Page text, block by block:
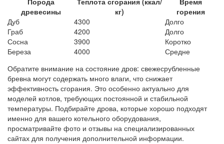
древесины
кг)
горения
Дуб
4300
Долго
Граб
4200
Долго
Сосна
3900
Коротко
Береза
4000
Средне
Обратите внимание на состояние дров: свежесрубленные
бревна могут содержать много влаги, что снижает
эффективность сгорания. Это особенно актуально для
моделей котлов, требующих постоянной и стабильной
температуры. Подбирайте дрова, которые хорошо подходят
именно для вашего котельного оборудования,
просматривайте фото и отзывы на специализированных
сайтах для получения дополнительной информации.